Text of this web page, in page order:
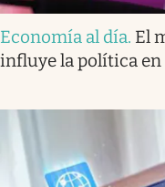
Economía al día. El
influye la política en